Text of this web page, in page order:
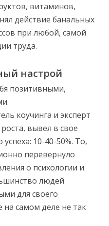
витаминов,
действие банальных
при любой, самой
труда.
настрой
позитивными,
коучинга и эксперт
вывел в свое
10-40-50%. То,
перевернуло
о психологии и
людей
для своего
самом деле не так